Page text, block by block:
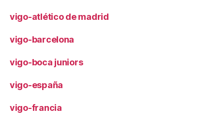
vigo-atlético de madrid
vigo-barcelona
vigo-boca juniors
vigo-españa
vigo-francia